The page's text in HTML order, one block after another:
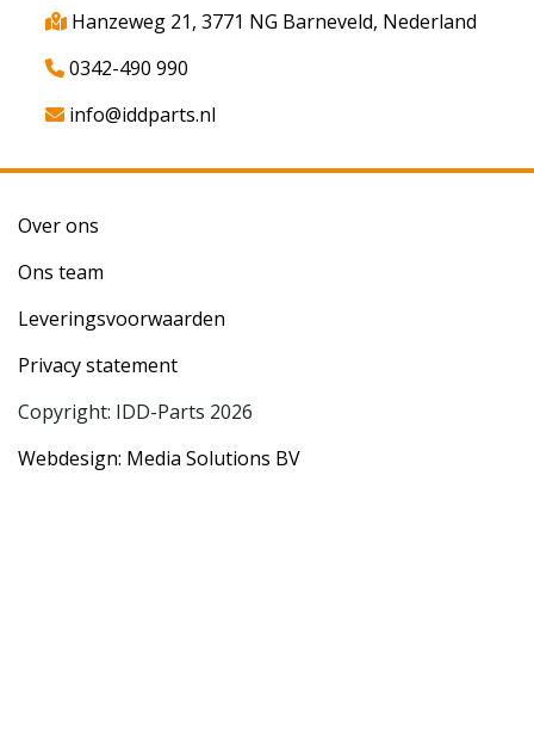
Hanzeweg 21, 3771 NG Barneveld, Nederland
0342-490 990
info@iddparts.nl
Over ons
Ons team
Leveringsvoorwaarden
Privacy statement
Copyright: IDD-Parts 2026
Webdesign: Media Solutions BV